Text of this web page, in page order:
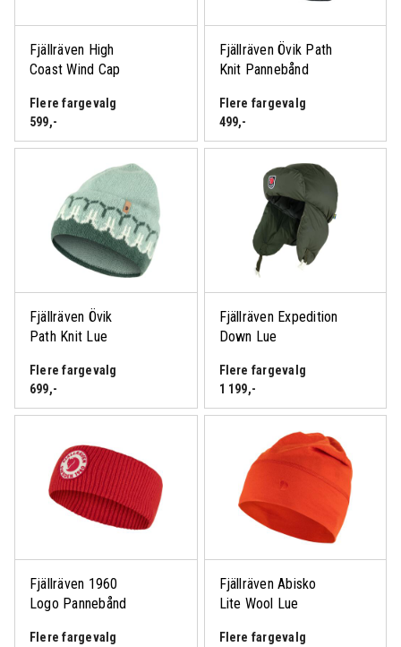
Fjällräven High
Coast Wind Cap
Flere fargevalg
599,-
Fjällräven Övik Path
Knit Pannebånd
Flere fargevalg
499,-
Fjällräven Övik
Path Knit Lue
Flere fargevalg
699,-
Fjällräven Expedition
Down Lue
Flere fargevalg
1 199,-
Fjällräven 1960
Logo Pannebånd
Flere fargevalg
Fjällräven Abisko
Lite Wool Lue
Flere fargevalg